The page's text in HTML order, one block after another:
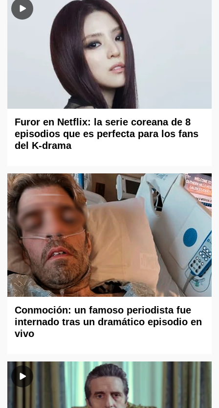
Furor en Netflix: la serie coreana de 8
episodios que es perfecta para los fans
del K-drama
Conmoción: un famoso periodista fue
internado tras un dramático episodio en
vivo